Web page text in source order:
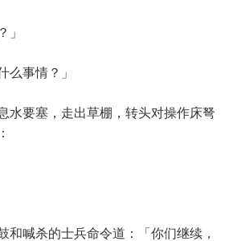
事情？」
要塞，走出草棚，转头对操作床弩
喊杀的士兵命令道：「你们继续，